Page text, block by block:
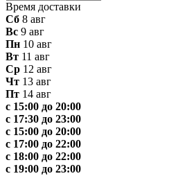
Время доставки
Сб 8 авг
Вс 9 авг
Пн 10 авг
Вт 11 авг
Ср 12 авг
Чт 13 авг
Пт 14 авг
с 15:00 до 20:00
с 17:30 до 23:00
с 15:00 до 20:00
с 17:00 до 22:00
с 18:00 до 22:00
с 19:00 до 23:00